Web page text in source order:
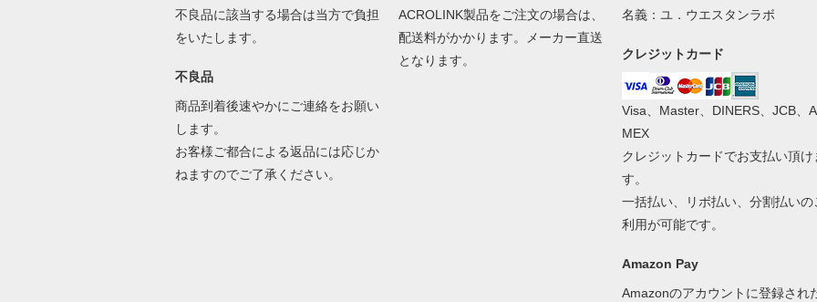
不良品に該当する場合は当方で負担
をいたします。
不良品
商品到着後速やかにご連絡をお願い
します。
お客様ご都合による返品には応じか
ねますのでご了承ください。
ACROLINK製品をご注文の場合は、
配送料がかかります。メーカー直送
となります。
名義：ユ．ウエスタンラボ
クレジットカード
Visa、Master、DINERS、JCB、A
MEX
クレジットカードでお支払い頂け
す。
一括払い、リボ払い、分割払いの
利用が可能です。
Amazon Pay
Amazonのアカウントに登録され